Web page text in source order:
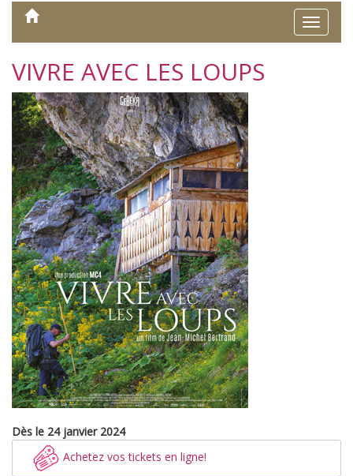
Toggle
VIVRE AVEC LES LOUPS
Dès le 24 janvier 2024
Achetez vos tickets en ligne!